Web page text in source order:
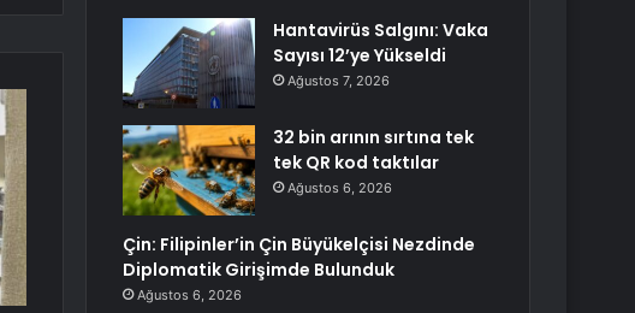
Hantavirüs Salgını: Vaka
Sayısı 12’ye Yükseldi
Ağustos 7, 2026
32 bin arının sırtına tek
tek QR kod taktılar
Ağustos 6, 2026
Çin: Filipinler’in Çin Büyükelçisi Nezdinde
Diplomatik Girişimde Bulunduk
Ağustos 6, 2026